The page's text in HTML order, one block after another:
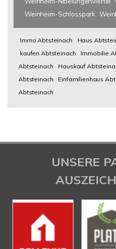
Weinheim-Schlosspark
Immo Abtsteinach Haus
kaufen Abtsteinach
Immobilie
Abtsteinach
Hauskauf
Abtsteinach
Einfamilienhaus
Abtsteinach
UNSERE